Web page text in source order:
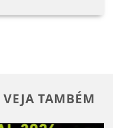
VEJA TAMBÉM